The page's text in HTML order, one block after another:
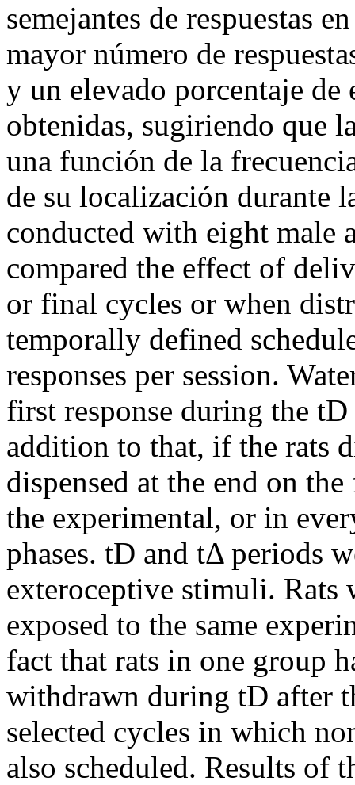
semejantes de respuestas
mayor número de
y un elevado porcentaje de
obtenidas, sugiriendo que
una función de la
de su localización durante
conducted with eight male
compared the effect of
or final cycles or when
temporally defined
responses per session.
first response during the
addition to that, if the rats
dispensed at the end on
the experimental, or in
phases. tD and tΔ periods
exteroceptive stimuli.
exposed to the same
fact that rats in one group
withdrawn during tD after
selected cycles in which
also scheduled. Results of